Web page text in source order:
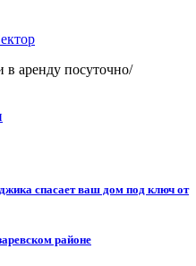
аренду посуточно/
спасает ваш дом под ключ от
районе